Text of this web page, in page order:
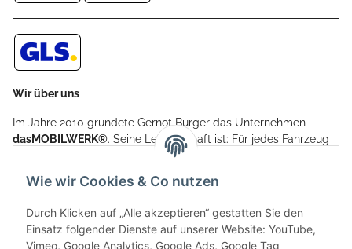
Wir über uns
Im Jahre 2010 gründete Gernot Burger das Unternehmen
dasMOBILWERK®. Seine Leidenschaft ist: Für jedes Fahrzeug
ein Car Cover anzubieten - passgenau und individuell.
Aufgrund der vielen positiven Kundenrückmeldungen kamen
weitere Produkte, wie Reifenschuhe, Hardtopständer hinzu.
Seine Reifenschoner werden in Deutschland produziert und
sind mit hochwertigen Techniken und Materialien gefertigt.
Wie wir Cookies & Co nutzen
Durch Klicken auf „Alle akzeptieren“ gestatten Sie den
Einsatz folgender Dienste auf unserer Website: YouTube,
Vimeo, Google Analytics, Google Ads, Google Tag